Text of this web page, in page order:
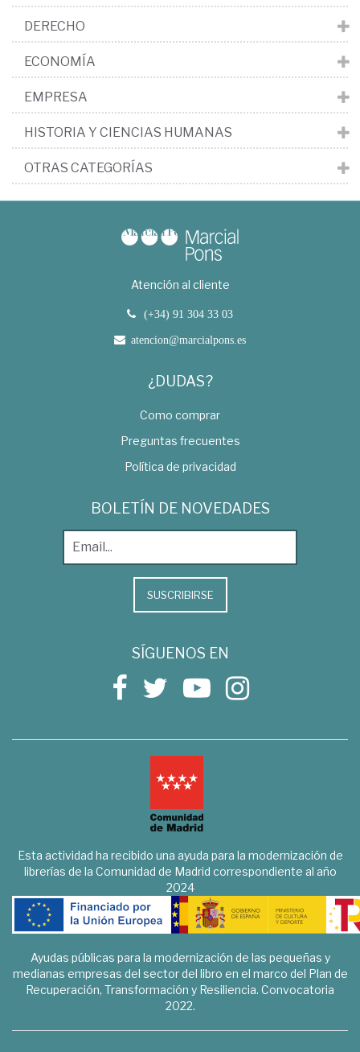
DERECHO
ECONOMÍA
EMPRESA
HISTORIA Y CIENCIAS HUMANAS
OTRAS CATEGORÍAS
Atención al cliente
(+34) 91 304 33 03
atencion@marcialpons.es
¿DUDAS?
Como comprar
Preguntas frecuentes
Política de privacidad
BOLETÍN DE NOVEDADES
SUSCRIBIRSE
SÍGUENOS EN
Esta actividad ha recibido una ayuda para la modernización de
librerías de la Comunidad de Madrid correspondiente al año
2024
Ayudas públicas para la modernización de las pequeñas y
medianas empresas del sector del libro en el marco del Plan de
Recuperación, Transformación y Resiliencia. Convocatoria
2022.